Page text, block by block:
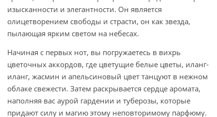
изысканности и элегантности. Он является
олицетворением свободы и страсти, он как звезда,
пылающая ярким светом на небесах.
Начиная с первых нот, вы погружаетесь в вихрь
цветочных аккордов, где цветущие белые цветы, иланг-
иланг, жасмин и апельсиновый цвет танцуют в нежном
облаке свежести. Затем раскрывается сердце аромата,
наполняя вас аурой гардении и туберозы, которые
придают силу и магию этому неповторимому парфюму.